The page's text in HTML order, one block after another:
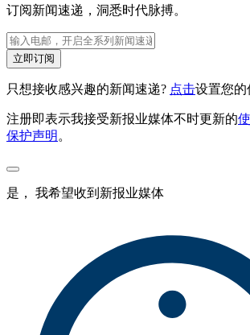
订阅新闻速递，洞悉时代脉搏。
立即订阅
只想接收感兴趣的新闻速递? 点击设置您的
注册即表示我接受新报业媒体不时更新的
保护声明 。
是， 我希望收到新报业媒体